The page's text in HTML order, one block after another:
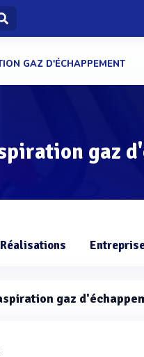
GAZ D'ÉCHAPPEMENT
gaz
Réalisations
gaz